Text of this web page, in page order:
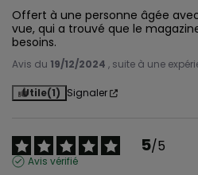
Offert à une personne âgée
vue, qui a trouvé que le
besoins.
Avis du 19/12/2024 , suite à une
Utile(1) Signaler
5/5
Avis vérifié